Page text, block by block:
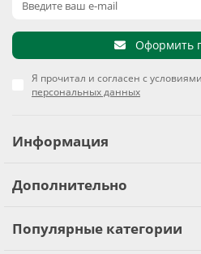
Оформить
Я прочитал и согласен с условиями
персональных данных
Информация
Дополнительно
Популярные категории